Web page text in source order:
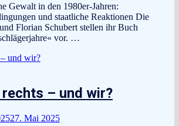
Gewalt in den 1980er-Jahren:
und staatliche Reaktionen Die
Florian Schubert stellen ihr Buch
vor. …
– und wir?
27. Mai 2025